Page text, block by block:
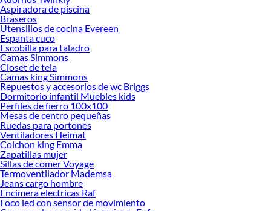
Aspiradora de piscina
Braseros
Utensilios de cocina Evereen
Espanta cuco
Escobilla para taladro
Camas Simmons
Closet de tela
Camas king Simmons
Repuestos y accesorios de wc Briggs
Dormitorio infantil Muebles kids
Perfiles de fierro 100x100
Mesas de centro pequeñas
Ruedas para portones
Ventiladores Heimat
Colchon king Emma
Zapatillas mujer
Sillas de comer Voyage
Termoventilador Mademsa
Jeans cargo hombre
Encimera electricas Raf
Foco led con sensor de movimiento